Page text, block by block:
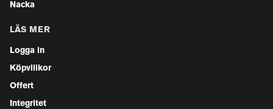
Nacka
LÄS MER
Logga in
Köpvillkor
Offert
Integritet